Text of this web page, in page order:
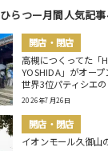
ひらつー月間人気記
開店・閉店
高槻につくってた「
YOSHIDA」がオー
世界3位パティシエ
2026年7月26日
開店・閉店
イオンモール久御山